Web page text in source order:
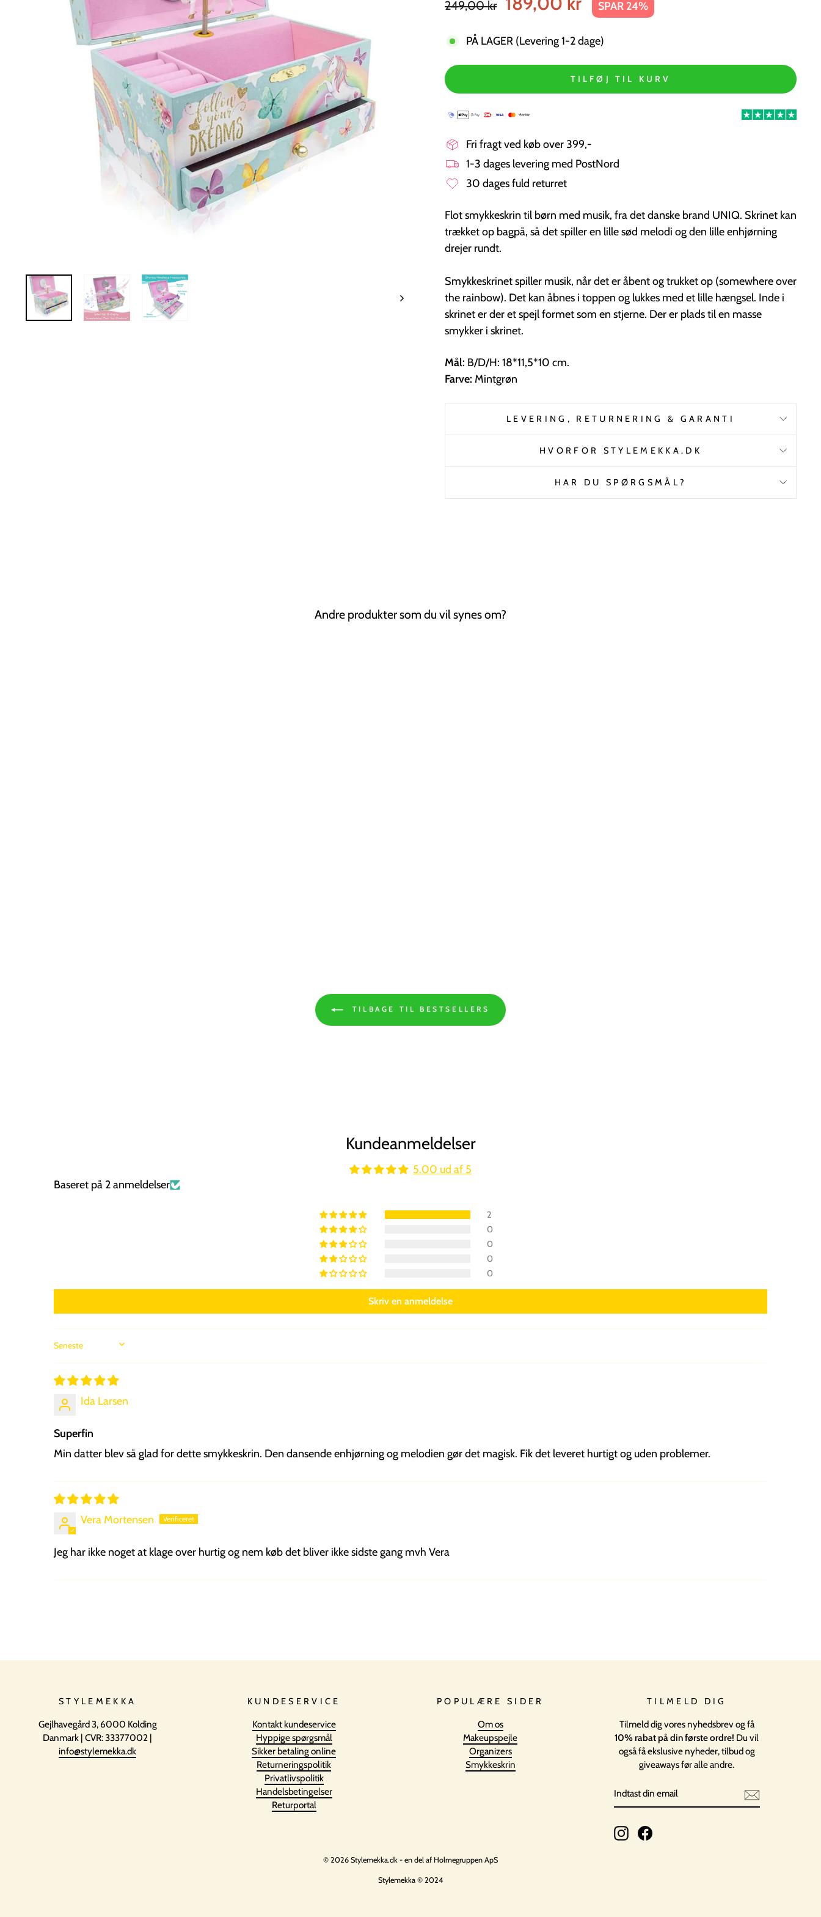
pris
249,00 kr SPAR 24%
PÅ LAGER (Levering 1-2 dage)
TILFØJ TIL KURV
Fri fragt ved køb over 399,-
1-3 dages levering med PostNord
30 dages fuld returret
Flot smykkeskrin til børn med musik, fra det danske brand UNIQ. Skrinet kan
trækket op bagpå, så det spiller en lille sød melodi og den lille enhjørning
drejer rundt.
Smykkeskrinet spiller musik, når det er åbent og trukket op (somewhere over
the rainbow). Det kan åbnes i toppen og lukkes med et lille hængsel. Inde i
skrinet er der et spejl formet som en stjerne. Der er plads til en masse
smykker i skrinet.
Mål: B/D/H: 18*11,5*10 cm.
Farve: Mintgrøn
LEVERING, RETURNERING & GARANTI
HVORFOR STYLEMEKKA.DK
HAR DU SPØRGSMÅL?
Andre produkter som du vil synes om?
TILBAGE TIL BESTSELLERS
Kundeanmeldelser
5.00 ud af 5
Baseret på 2 anmeldelser
2
0
0
0
0
Skriv en anmeldelse
SORT BY
Ida Larsen
Superfin
Min datter blev så glad for dette smykkeskrin. Den dansende enhjørning og melodien gør det magisk. Fik det leveret hurtigt og uden problemer.
Vera Mortensen
Jeg har ikke noget at klage over hurtig og nem køb det bliver ikke sidste gang mvh Vera
STYLEMEKKA
Gejlhavegård 3, 6000 Kolding
Danmark | CVR: 33377002 |
info@stylemekka.dk
KUNDESERVICE
Kontakt kundeservice
Hyppige spørgsmål
Sikker betaling online
Returneringspolitik
Privatlivspolitik
Handelsbetingelser
Returportal
POPULÆRE SIDER
Om os
Makeupspejle
Organizers
Smykkeskrin
TILMELD DIG
Tilmeld dig vores nyhedsbrev og få
10% rabat på din første ordre! Du vil
også få ekslusive nyheder, tilbud og
giveaways før alle andre.
DIN
EMAIL
InstagramFacebook
© 2026 Stylemekka.dk - en del af Holmegruppen ApS
Stylemekka © 2024